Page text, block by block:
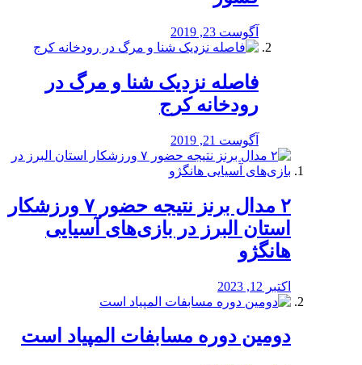
آگوست 23, 2019
️فاصله نزدیک شنا و مرگ در
رودخانه کرج
آگوست 21, 2019
۲ مدال برنز نتیجه حضور ۷ ورزشکار
استان البرز در بازی‌های آسیایی
هانگژو
اکتبر 12, 2023
دومین دوره مسابفات المپیاد است